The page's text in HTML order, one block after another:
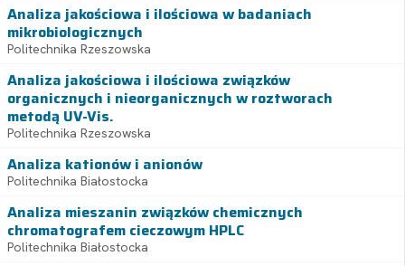
Analiza jakościowa i ilościowa w badaniach
mikrobiologicznych
Politechnika Rzeszowska
Analiza jakościowa i ilościowa związków
organicznych i nieorganicznych w roztworach
metodą UV-Vis.
Politechnika Rzeszowska
Analiza kationów i anionów
Politechnika Białostocka
Analiza mieszanin związków chemicznych
chromatografem cieczowym HPLC
Politechnika Białostocka